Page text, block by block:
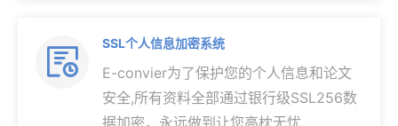

SSL个人信息加密系统
E-convier为了保护您的个人信息和论文
安全,所有资料全部通过银行级SSL256数
据加密，永远做到让您高枕无忧